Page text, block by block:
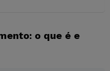
o que é e